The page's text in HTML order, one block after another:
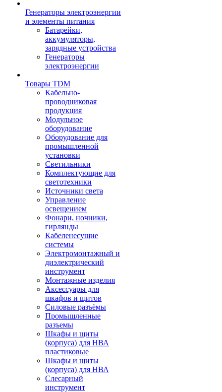
Генераторы электроэнергии
и элементы питания
Батарейки,
аккумуляторы,
зарядные устройства
Генераторы
электроэнергии
Товары TDM
Кабельно-
проводниковая
продукция
Модульное
оборудование
Оборудование для
промышленной
установки
Светильники
Комплектующие для
светотехники
Источники света
Управление
освещением
Фонари, ночники,
гирлянды
Кабеленесущие
системы
Электромонтажный и
диэлектрический
инструмент
Монтажные изделия
Аксессуары для
шкафов и щитов
Силовые разъёмы
Промышленные
разъемы
Шкафы и щиты
(корпуса) для НВА
пластиковые
Шкафы и щиты
(корпуса) для НВА
Слесарный
инструмент